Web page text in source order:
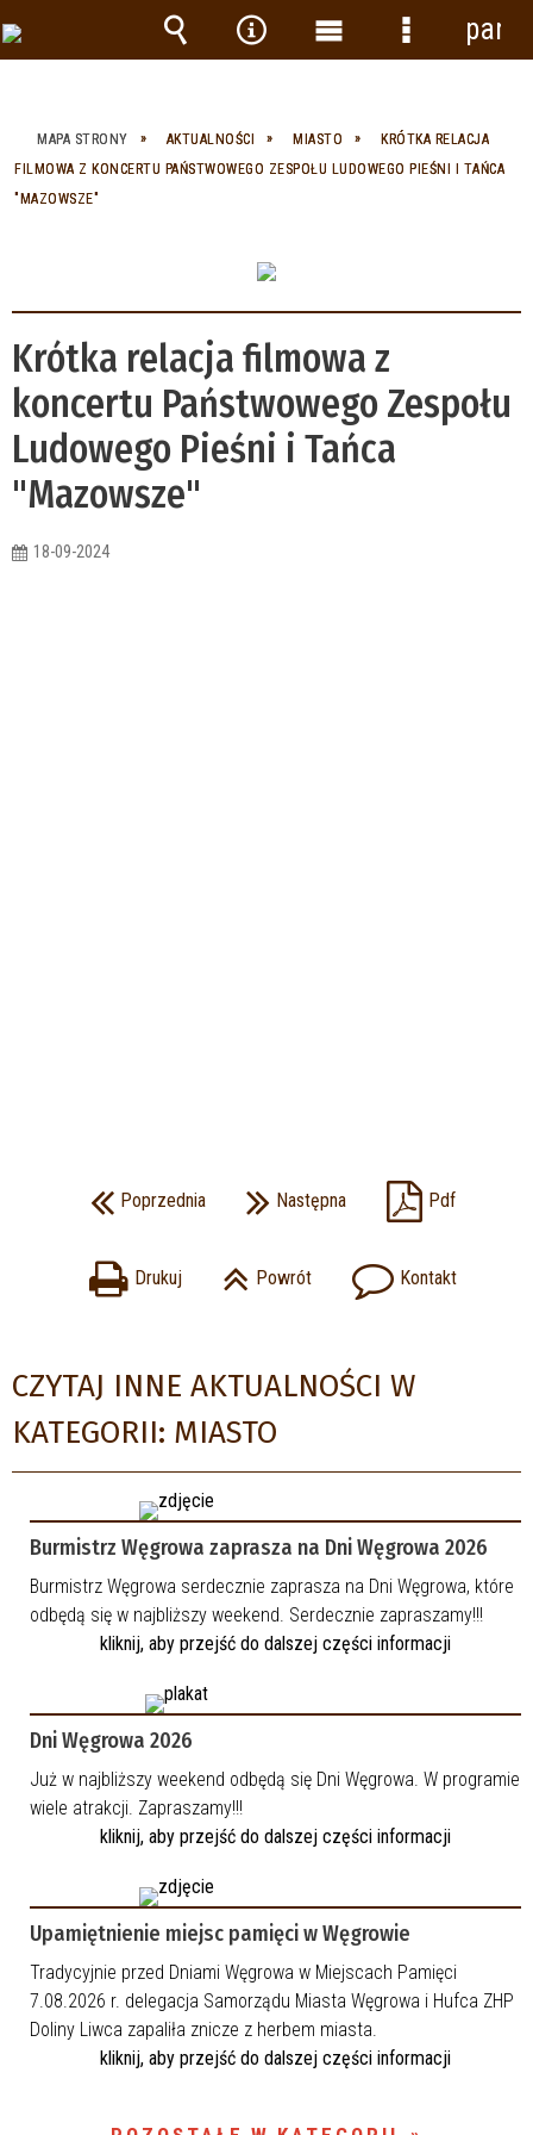
MAPA STRONY AKTUALNOŚCI MIASTO
KRÓTKA RELACJA
FILMOWA Z KONCERTU PAŃSTWOWEGO ZESPOŁU LUDOWEGO PIEŚNI I TAŃCA
"MAZOWSZE"
Krótka relacja filmowa z
koncertu Państwowego Zespołu
Ludowego Pieśni i Tańca
"Mazowsze"
18-09-2024
Poprzednia Następna Pdf
Drukuj Powrót Kontakt
CZYTAJ INNE AKTUALNOŚCI W
KATEGORII: MIASTO
Burmistrz Węgrowa zaprasza na Dni Węgrowa 2026
Burmistrz Węgrowa serdecznie zaprasza na Dni Węgrowa, które
odbędą się w najbliższy weekend. Serdecznie zapraszamy!!!
kliknij, aby przejść do dalszej części informacji
Dni Węgrowa 2026
Już w najbliższy weekend odbędą się Dni Węgrowa. W programie
wiele atrakcji. Zapraszamy!!!
kliknij, aby przejść do dalszej części informacji
Upamiętnienie miejsc pamięci w Węgrowie
Tradycyjnie przed Dniami Węgrowa w Miejscach Pamięci
7.08.2026 r. delegacja Samorządu Miasta Węgrowa i Hufca ZHP
Doliny Liwca zapaliła znicze z herbem miasta.
kliknij, aby przejść do dalszej części informacji
Wyszukiwarka
Narzędzia
Menu Menu
panel